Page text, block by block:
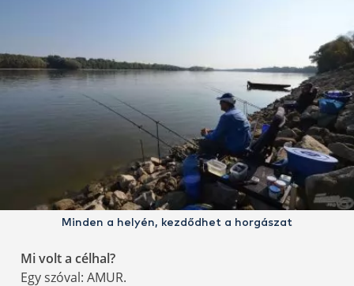
Minden a helyén, kezdődhet a horgászat
Mi volt a célhal?
Egy szóval: AMUR.